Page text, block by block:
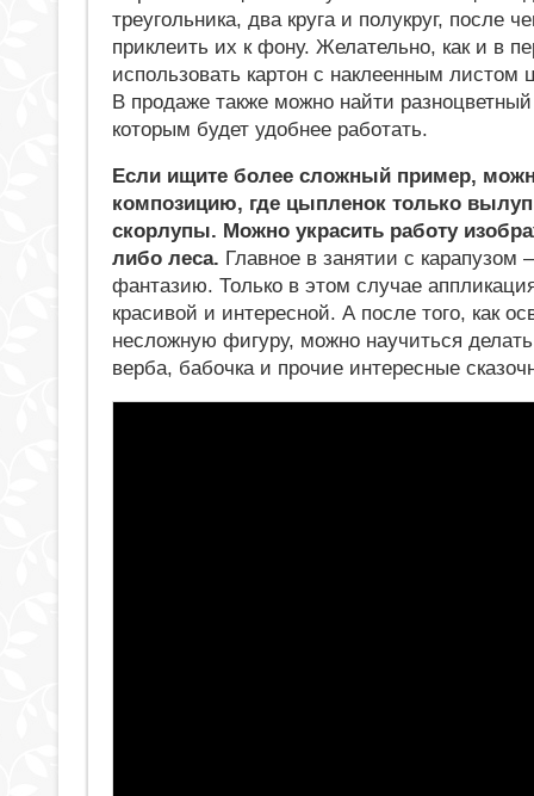
треугольника, два круга и полукруг, после
приклеить их к фону. Желательно, как и в
использовать картон с наклеенным листом
В продаже также можно найти разноцветный
которым будет удобнее работать.
Если ищите более сложный пример,
композицию, где цыпленок только
скорлупы. Можно украсить работу
либо леса. Главное в занятии с карапузом
фантазию. Только в этом случае
красивой и интересной. А после того, как
несложную фигуру, можно научиться
верба, бабочка и прочие интересные